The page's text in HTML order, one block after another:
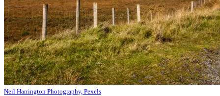
Neil Harrington Photography, Pexels